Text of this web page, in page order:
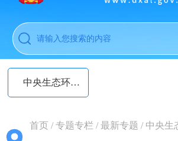
中央生态环境保护督察在黑龙江
首页 /专题专栏 /最新专题 / 中央生